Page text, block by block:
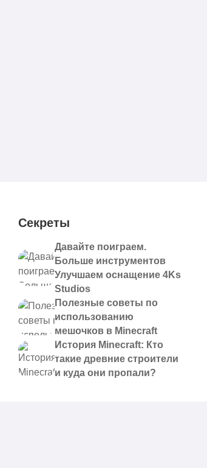
Секреты
Давайте поиграем.
Больше инструментов
Улучшаем оснащение 4Ks
Studios
Полезные советы по
использованию
мешочков в Minecraft
История Minecraft: Кто
такие древние строители
и куда они пропали?